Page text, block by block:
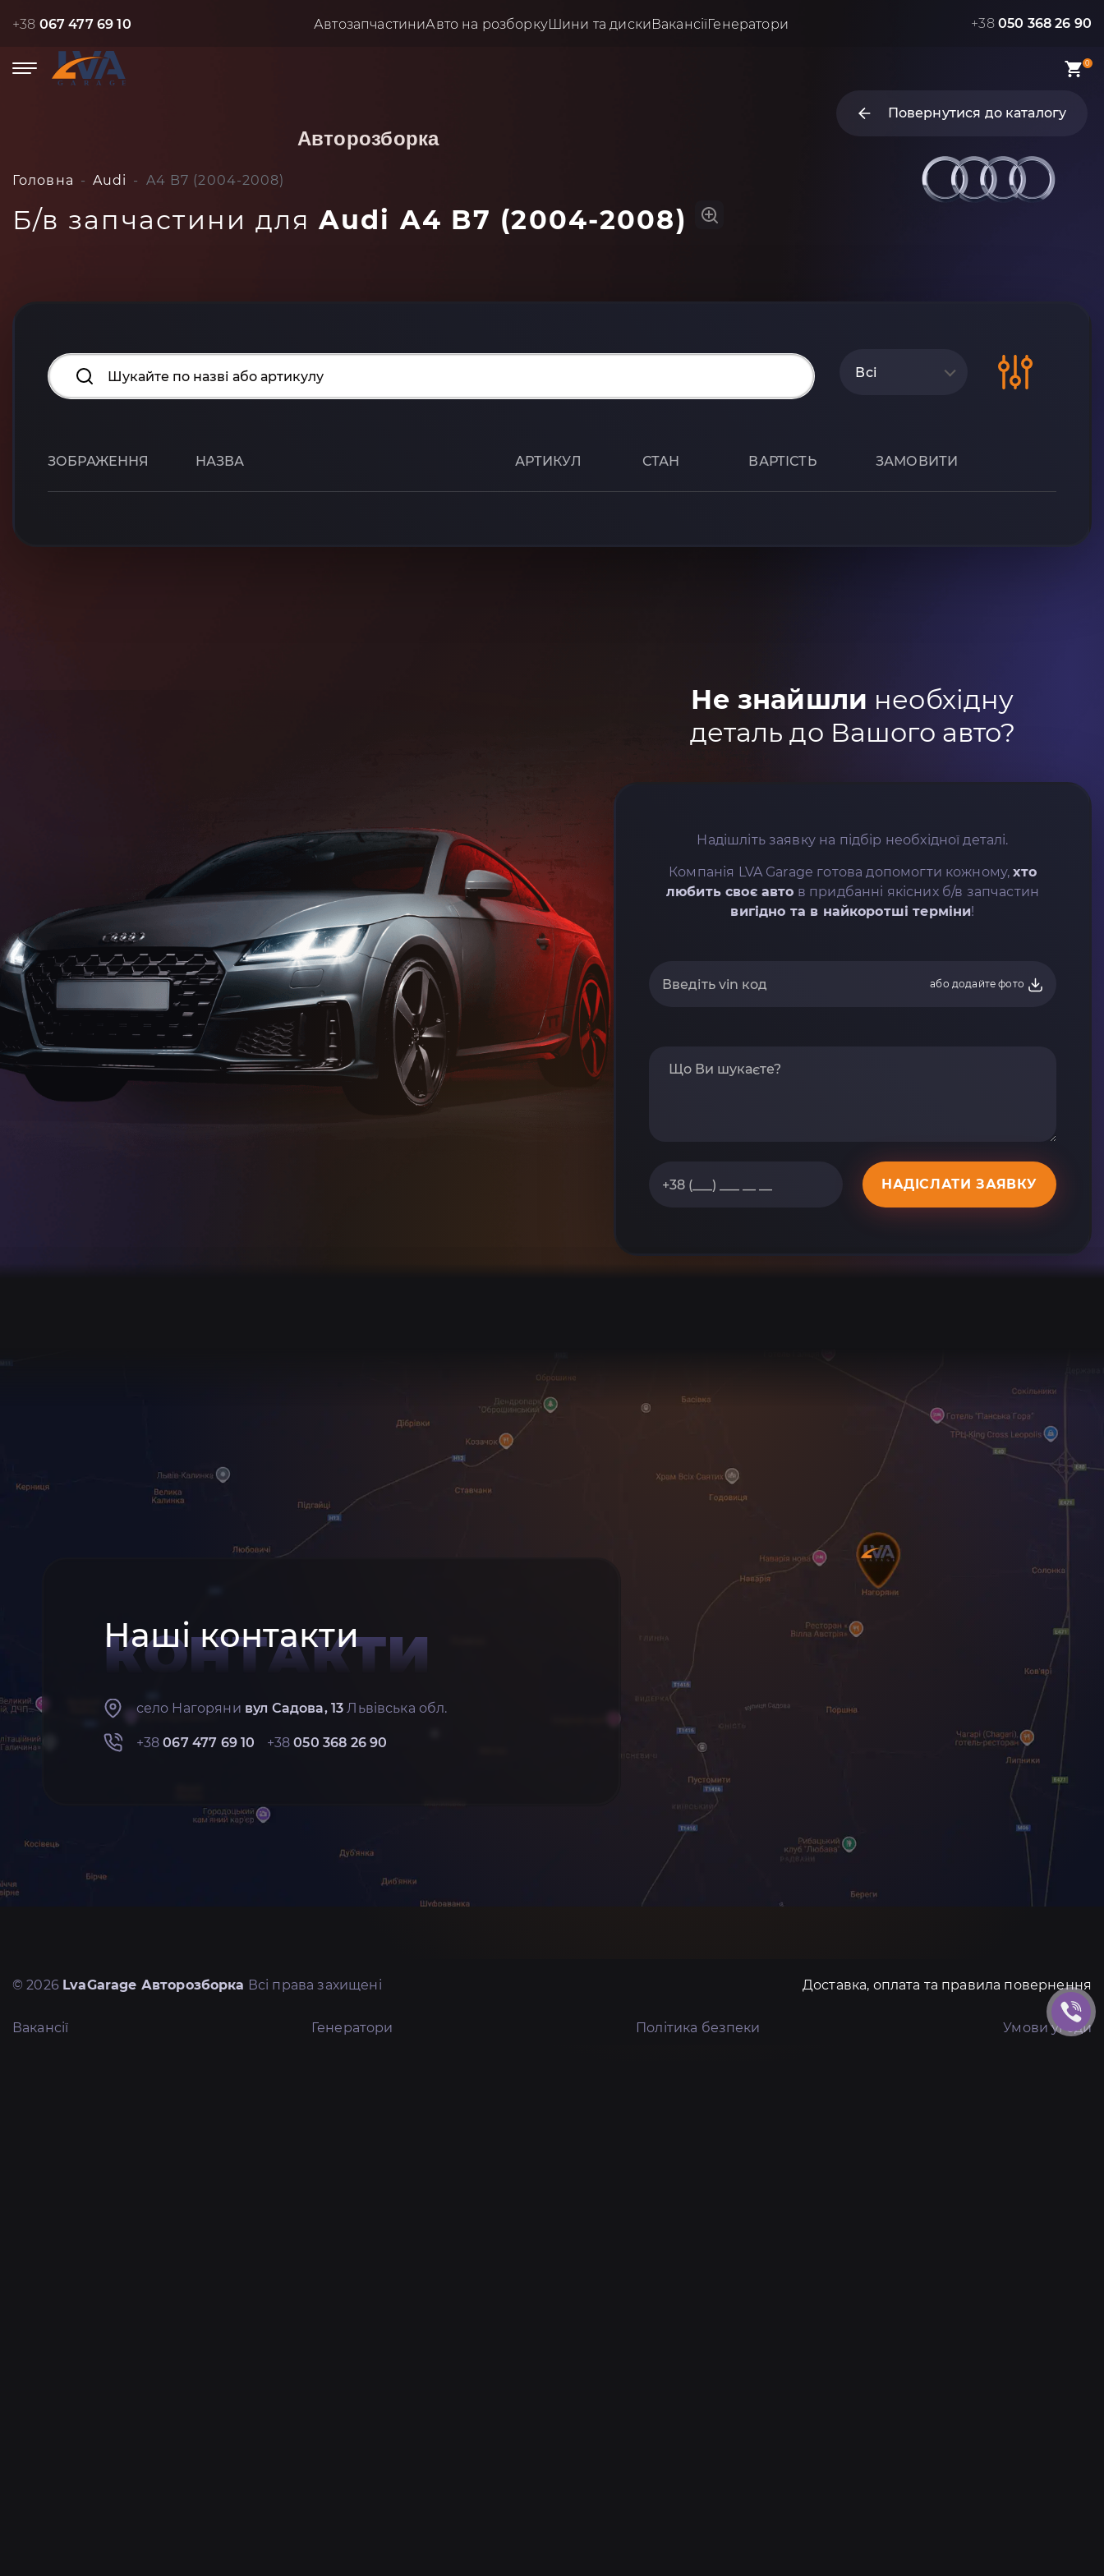
+38 067 477 69 10 АвтозапчастиниАвто на розборкуШини та дискиВакансіїГенератори +38 050 368 26 90
0
Повернутися до каталогу
Авторозборка
Головна Audi A4 B7 (2004-2008)
Б/в запчастини для Audi A4 B7 (2004-2008)
Всі
ЗОБРАЖЕННЯ НАЗВА АРТИКУЛ СТАН ВАРТІСТЬ ЗАМОВИТИ
Не знайшли необхідну
деталь до Вашого авто?
Надішліть заявку на підбір необхідної деталі.
Компанія LVA Garage готова допомогти кожному,хто
любить своє авто в придбанні якісних б/в запчастин
вигідно та в найкоротші терміни!
або додайте фото
НАДІСЛАТИ ЗАЯВКУ
Наші контакти
КОНТАКТИ
село Нагоряни вул Садова, 13 Львівська обл.
+38067 477 69 10 +38050 368 26 90
© 2026 LvaGarage Авторозборка Всі права захищені Доставка, оплата та правила повернення
Вакансії Генератори Політика безпеки Умови угоди